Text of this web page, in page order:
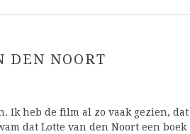
DEN NOORT
Ik heb de film al zo vaak gezien, dat
dat Lotte van den Noort een boek